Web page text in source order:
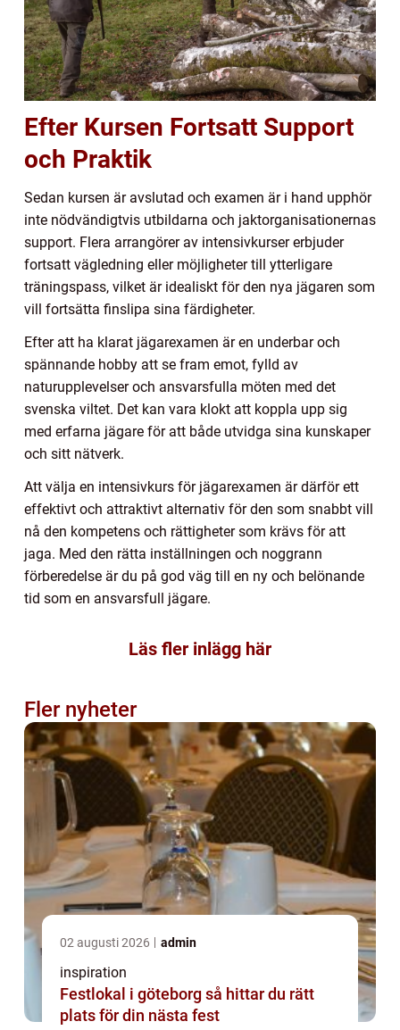
Efter Kursen Fortsatt Support
och Praktik
Sedan kursen är avslutad och examen är i hand upphör
inte nödvändigtvis utbildarna och jaktorganisationernas
support. Flera arrangörer av intensivkurser erbjuder
fortsatt vägledning eller möjligheter till ytterligare
träningspass, vilket är idealiskt för den nya jägaren som
vill fortsätta finslipa sina färdigheter.
Efter att ha klarat jägarexamen är en underbar och
spännande hobby att se fram emot, fylld av
naturupplevelser och ansvarsfulla möten med det
svenska viltet. Det kan vara klokt att koppla upp sig
med erfarna jägare för att både utvidga sina kunskaper
och sitt nätverk.
Att välja en intensivkurs för jägarexamen är därför ett
effektivt och attraktivt alternativ för den som snabbt vill
nå den kompetens och rättigheter som krävs för att
jaga. Med den rätta inställningen och noggrann
förberedelse är du på god väg till en ny och belönande
tid som en ansvarsfull jägare.
Läs fler inlägg här
Fler nyheter
02 augusti 2026 admin
inspiration
Festlokal i göteborg så hittar du rätt
plats för din nästa fest